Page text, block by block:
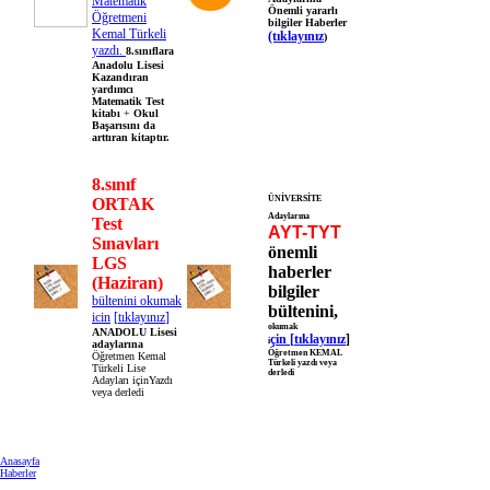
Öğretmeni
Kemal Türkeli
yazdı. 8.sınıflara
Anadolu Lisesi
Kazandıran
yardımcı
Matematik Test
kitabı + Okul
Başarısını da
arttıran kitaptır.
Önemli yararlı
bilgiler Haberler
(tıklayınız)
8.sınıf
ORTAK
Test
Sınavları
LGS
(Haziran)
bültenini okumak
icin [tıklayınız]
ANADOLU Lisesi
adaylarına
Öğretmen Kemal
Türkeli Lise
Adayları içinYazdı
veya derledi
ÜNİVERSİTE
Adaylarına
AYT-TYT
önemli
haberler
bilgiler
bültenini,
okumak
için [tıklayınız]
Öğretmen KEMAL
Türkeli yazdı veya
derledi
Anasayfa
Haberler